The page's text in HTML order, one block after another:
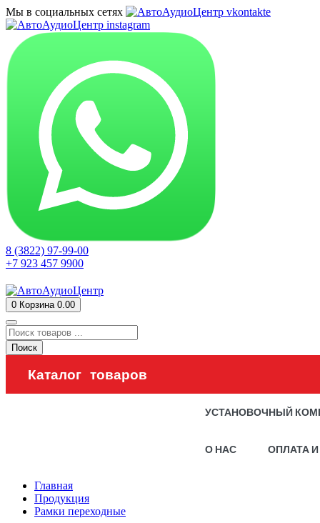
Мы в социальных сетях
8 (3822) 97-99-00
+7 923 457 9900
0 Корзина 0.00
Поиск
Каталог товаров
УСТАНОВОЧНЫЙ
О НАС ОПЛАТА
Главная
Продукция
Рамки переходные